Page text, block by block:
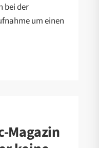
bei der
um einen
Magazin